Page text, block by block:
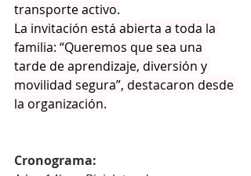
transporte activo.
La invitación está abierta a toda la
familia: “Queremos que sea una
tarde de aprendizaje, diversión y
movilidad segura”, destacaron desde
la organización.
Cronograma: